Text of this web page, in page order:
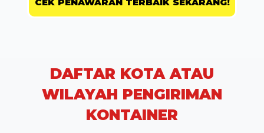
DAFTAR KOTA ATAU
WILAYAH PENGIRIMAN
KONTAINER